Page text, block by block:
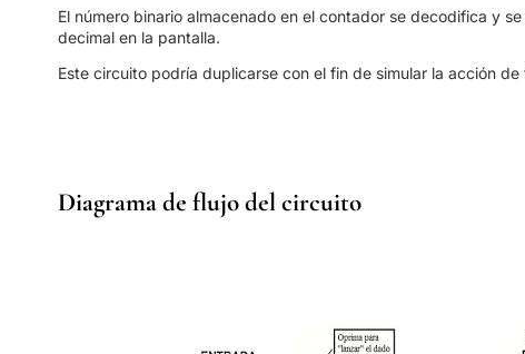
El número binario almacenado en el contador se decodifica y
decimal en la pantalla.
Este circuito podría duplicarse con el fin de simular la acción
Diagrama de flujo del circuito